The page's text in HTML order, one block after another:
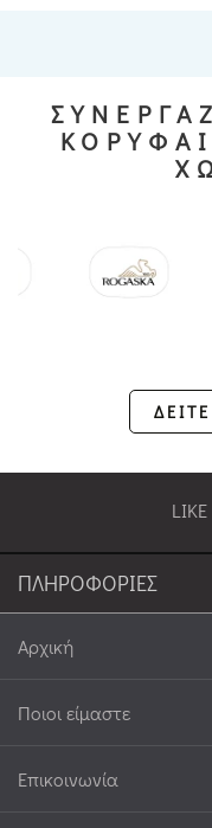
ΠΛΗΡΟΦΟΡΙΕΣ
Αρχική
Ποιοι είμαστε
Επικοινωνία